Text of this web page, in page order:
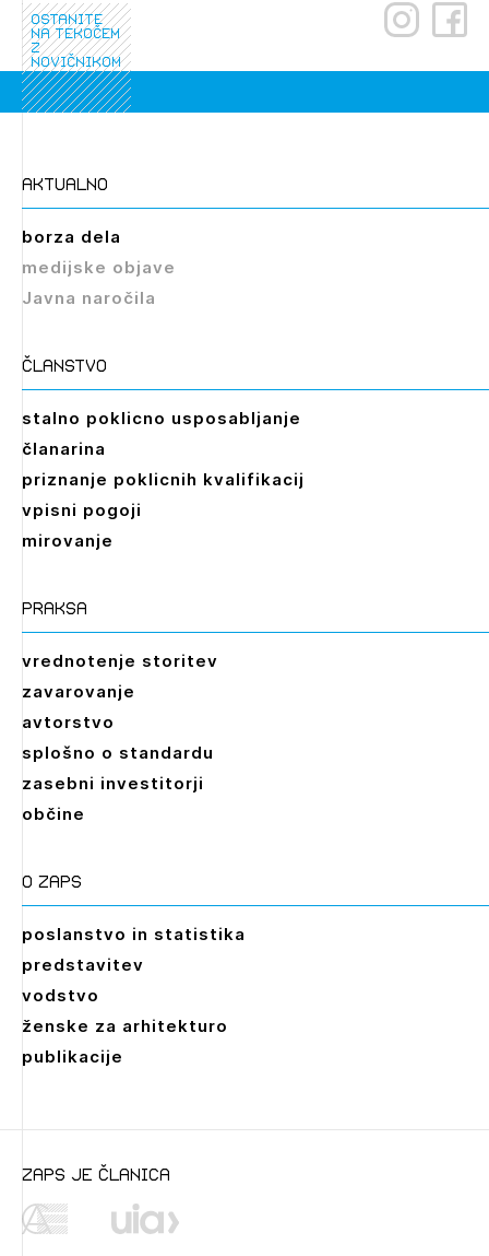
Leto
2025,
2019, 2018,2017,
2010,
2009,
2003,
2002
ostanite
na tekočem
z
novičnikom
aktualno
borza dela
medijske objave
Javna naročila
članstvo
stalno poklicno usposabljanje
članarina
priznanje poklicnih kvalifikacij
vpisni pogoji
mirovanje
praksa
vrednotenje storitev
zavarovanje
avtorstvo
splošno o standardu
zasebni investitorji
občine
O zaps
poslanstvo in statistika
predstavitev
vodstvo
ženske za arhitekturo
publikacije
zaps je članica